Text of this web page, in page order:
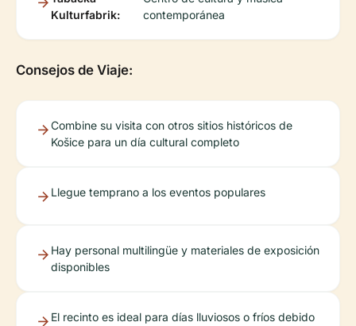
Kulturfabrik:
contemporánea
Consejos de Viaje:
Combine su visita con otros sitios históricos de
Košice para un día cultural completo
Llegue temprano a los eventos populares
Hay personal multilingüe y materiales de exposición
disponibles
El recinto es ideal para días lluviosos o fríos debido